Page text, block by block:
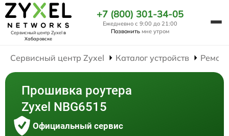
Сервисный центр Zyxelв
Хабаровске
+7 (800) 301-34-05
Ежедневно с 9:00 до 21:00
Позвонить мне утром
Сервисный центр Zyxel Каталог устройств
Прошивка роутера
Zyxel NBG6515
Официальный сервис